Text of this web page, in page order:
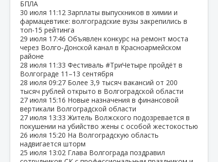
БПЛА
30 июля 11:12 Зарплаты выпускников в химии и
фармацевтике: волгоградские вузы закрепились в
топ‑15 рейтинга
29 июля 17:46 Объявлен конкурс на ремонт моста
через Волго‑Донской канал в Красноармейском
районе
28 июля 11:33 Фестиваль #ТриЧетыре пройдёт в
Волгограде 11–13 сентября
28 июля 09:27 Более 3,9 тысяч вакансий от 200
тысяч рублей открыто в Волгоградской области
27 июля 15:16 Новые назначения в финансовой
вертикали Волгоградской области
27 июля 13:33 Житель Волжского подозревается в
покушении на убийство жены с особой жестокостью
26 июля 15:20 На Волгоградскую область
надвигается шторм
25 июля 13:02 Глава Волгограда поздравил